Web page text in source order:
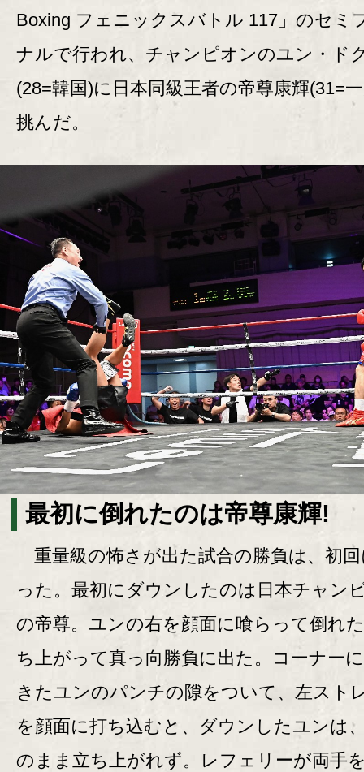
Boxing フェニックスバトル 117」のセミ
ナルで行われ、チャンピオンのユン・ド
(28=韓国)に日本同級王者の帝尊康輝(31=
挑んだ。
最初に倒れたのは帝尊康輝!
重量級の怖さが出た試合の勝負は、初
った。最初にダウンしたのは日本チャン
の帝尊。ユンの右を顔面に喰らって倒れ
ち上がって真っ向勝負に出た。コーナー
きたユンのパンチの隙をついて、左スト
を顔面に打ち込むと、ダウンしたユンは
のまま立ち上がれず。レフェリーが両手